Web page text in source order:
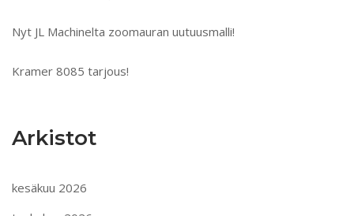
Nyt JL Machinelta zoomauran uutuusmalli!
Kramer 8085 tarjous!
Arkistot
kesäkuu 2026